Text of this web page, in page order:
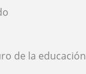
de la educación